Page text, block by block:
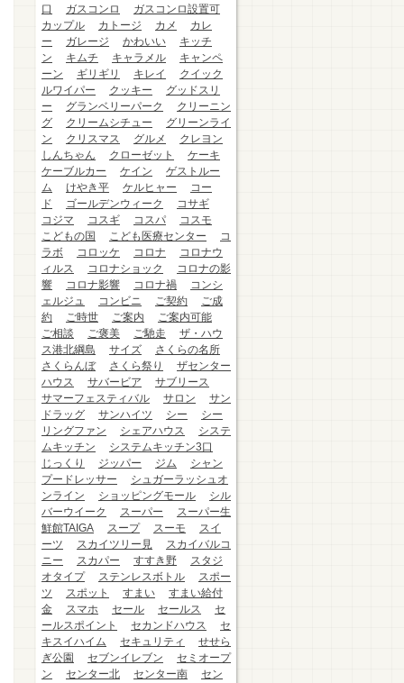
口
ガスコンロ
ガスコンロ設置可
カップル
カトージ カメ
カレ
ー
ガレージ かわいい
キッチ
ン
キムチ キャラメル
キャンペ
ーン
ギリギリ キレイ
クイック
ルワイパー
クッキー
グッドスリ
ー
グランベリーパーク
クリーニン
グ
クリームシチュー
グリーンライ
ン
クリスマス グルメ
クレヨン
しんちゃん
クローゼット
ケーキ
ケーブルカー
ケイン
ゲストルー
ム
けやき平 ケルヒャー
コー
ド
ゴールデンウィーク
コサギ
コジマ
コスギ コスパ
コスモ
こどもの国
こども医療センター
コ
ラボ
コロッケ コロナ
コロナウ
ィルス
コロナショック
コロナの影
響
コロナ影響 コロナ禍
コンシ
ェルジュ
コンビニ ご契約
ご成
約
ご時世 ご案内
ご案内可能
ご相談
ご褒美 ご馳走
ザ・ハウ
ス港北綱島
サイズ
さくらの名所
さくらんぼ
さくら祭り
ザセンター
ハウス
サバービア
サブリース
サマーフェスティバル
サロン
サン
ドラッグ
サンハイツ シー
シー
リングファン
シェアハウス
システ
ムキッチン
システムキッチン3口
じっくり
ジッパー ジム
シャン
プードレッサー
シュガーラッシュオ
ンライン
ショッピングモール
シル
バーウイーク
スーパー
スーパー生
鮮館TAIGA
スープ スーモ
スイ
ーツ
スカイツリー見
スカイバルコ
ニー
スカパー すすき野
スタジ
オタイプ
ステンレスボトル
スポー
ツ
スポット すまい
すまい給付
金
スマホ セール セールス
セ
ールスポイント
セカンドハウス
セ
キスイハイム
セキュリティ
せせら
ぎ公園
セブンイレブン
セミオープ
ン
センター北 センター南
セン